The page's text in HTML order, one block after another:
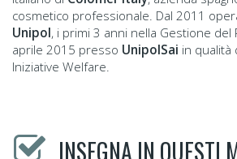
cosmetico professionale. Dal 2011
Unipol, i primi 3 anni nella Gestione del
aprile 2015 presso UnipolSai in qualità
Iniziative Welfare.
INSEGNA IN QUESTI